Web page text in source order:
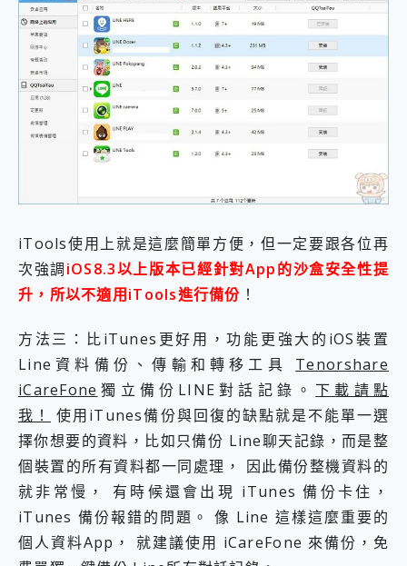
iTools使用上就是這麼簡單方便，但一定要跟各位再
次強調iOS8.3以上版本已經針對App的沙盒安全性提
升，所以不適用iTools進行備份 ！
方法三：比iTunes更好用，功能更強大的iOS裝置
Line資料備份、傳輸和轉移工具 Tenorshare
iCareFone 獨立備份LINE對話記錄。下載請點
我！
使用iTunes備份與回復的缺點就是不能單一選
擇你想要的資料，比如只備份 Line聊天記錄，而是整
個裝置的所有資料都一同處理， 因此備份整機資料的
就非常慢， 有時候還會出現 iTunes 備份卡住，
iTunes 備份報錯的問題。 像 Line 這樣這麼重要的
個人資料App， 就建議使用 iCareFone 來備份，免